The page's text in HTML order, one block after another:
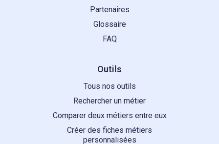
Partenaires
Glossaire
FAQ
Outils
Tous nos outils
Rechercher un métier
Comparer deux métiers entre eux
Créer des fiches métiers
personnalisées